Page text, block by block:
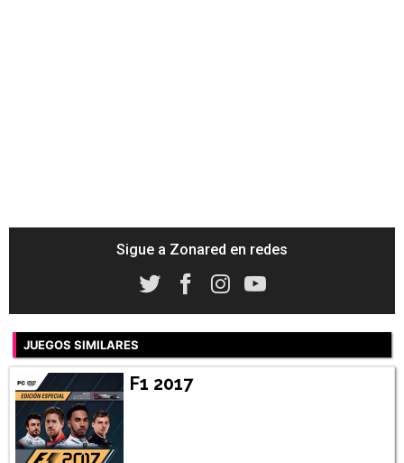
Sigue a Zonared en redes
JUEGOS SIMILARES
F1 2017